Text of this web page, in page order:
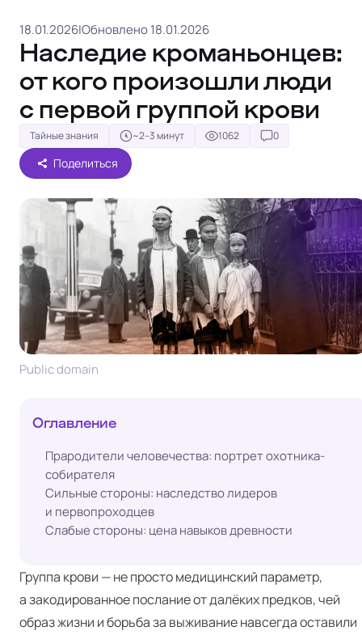
18.01.2026|Обновлено 18.01.2026
Наследие кроманьонцев:
от кого произошли люди
с первой группой крови
Тайные знания ~2–3 минут 1062 0
Поделиться
Public domain
Оглавление
Прародители человечества: портрет охотника-
собирателя
Сильные стороны: наследство лидеров
и первопроходцев
Слабые стороны: цена навыков древности
Группа крови — не просто медицинский параметр,
а закодированное послание от далёких предков, чей
образ жизни и борьба за выживание навсегда оставили